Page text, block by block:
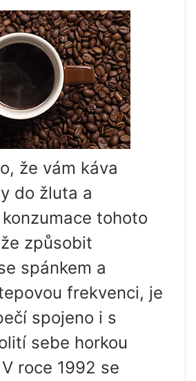
že vám káva
do žluta a
tohoto
způsobit
spánkem a
frekvenci, je
spojeno i s
sebe horkou
roce 1992 se